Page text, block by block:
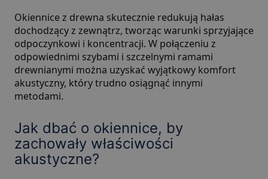
Okiennice z drewna skutecznie redukują hałas
dochodzący z zewnątrz, tworząc warunki sprzyjające
odpoczynkowi i koncentracji. W połączeniu z
odpowiednimi szybami i szczelnymi ramami
drewnianymi można uzyskać wyjątkowy komfort
akustyczny, który trudno osiągnąć innymi
metodami.
Jak dbać o okiennice, by
zachowały właściwości
akustyczne?